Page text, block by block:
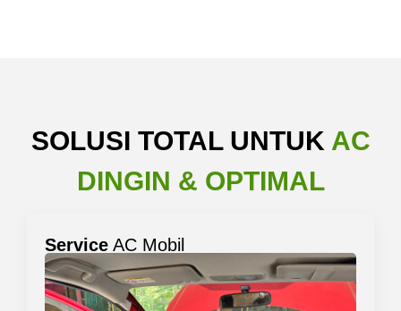
SOLUSI TOTAL UNTUK AC
DINGIN & OPTIMAL
Service AC Mobil